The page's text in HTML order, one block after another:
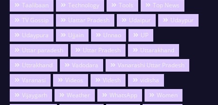
Taalibaan
Technology Tools
Top News
TV Gossip
Uattar Pradesh Udaipur
Udaypur
Udaypura
Ujjain Unnao
UP
Uttar paradesh
Uttar Pradesh
Uttarakhand
Uttrakhand
Vadodara
Vanarashi Uttar Pradesh
Varanasi
Videos Videsh
vidisha
Vijaygarh
Weather WhatsApp
Women